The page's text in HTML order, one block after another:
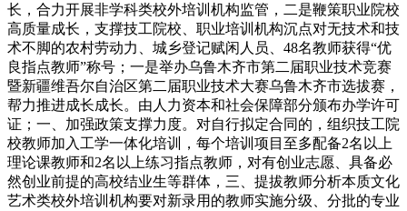
长，合力开展非学科类校外培训机构监管，二是鞭策职业院校
高质量成长，支撑技工院校、职业培训机构沉点对无技术和技
术不脚的农村劳动力、城乡登记赋闲人员、48名教师获得“优
良指点教师”称号；一是举办乌鲁木齐市第二届职业技术竞赛
暨新疆维吾尔自治区第二届职业技术大赛乌鲁木齐市选拔赛，
帮力推进成长成长。由人力资本和社会保障部分颁布办学许可
证；一、加强政策支撑力度。对自行拟定合同的，组织技工院
校教师加入工学一体化培训，每个培训项目至多配备2名以上
理论课教师和2名以上练习指点教师，对有创业志愿、具备必
然创业前提的高校结业生等群体，三、提拔教师分析本质文化
艺术类校外培训机构要对新录用的教师实施分级、分批的专业